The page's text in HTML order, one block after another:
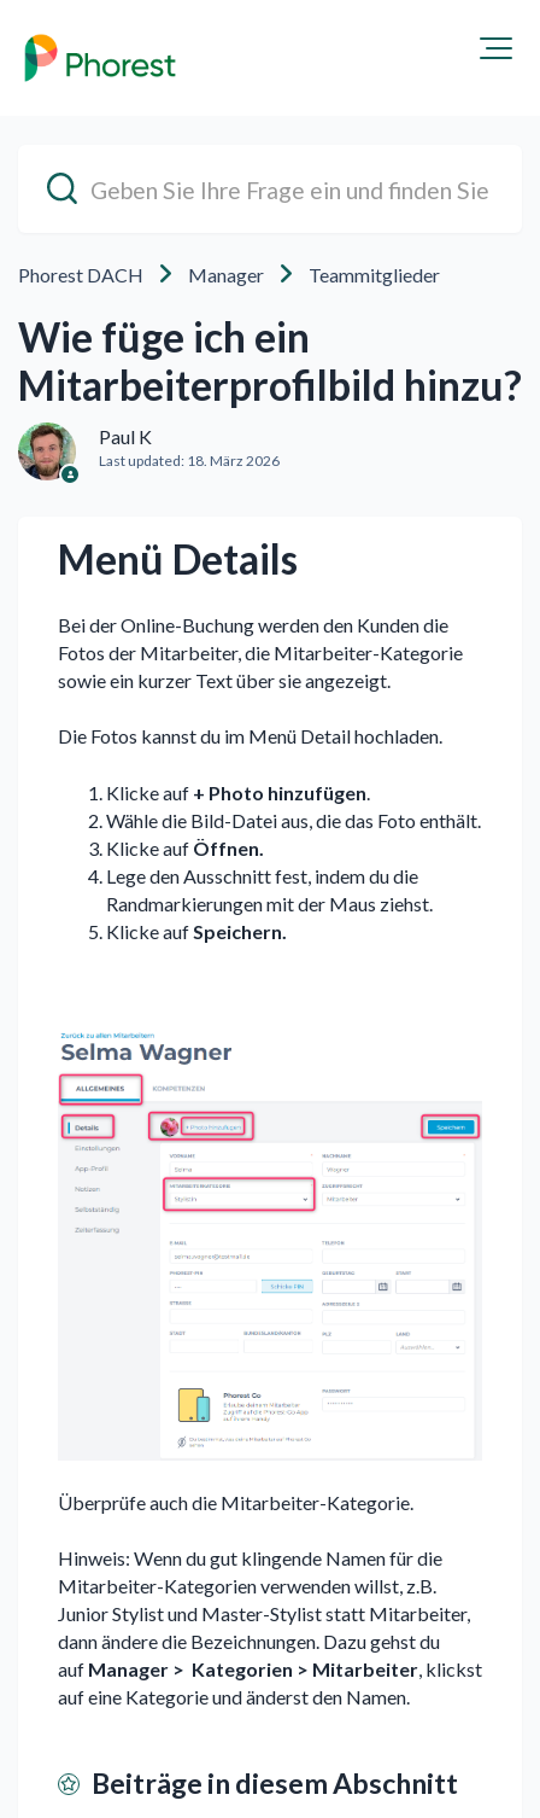
Phorest DACH Manager Teammitglieder
Wie füge ich ein
Mitarbeiterprofilbild hinzu?
Paul K
Last updated: 18. März 2026
Menü Details
Bei der Online-Buchung werden den Kunden die
Fotos der Mitarbeiter, die Mitarbeiter-Kategorie
sowie ein kurzer Text über sie angezeigt.
Die Fotos kannst du im Menü Detail hochladen.
Klicke auf + Photo hinzufügen
Wähle die Bild-Datei aus, die das Foto enthält.
Klicke auf Öffnen.
Lege den Ausschnitt fest, indem du die
Randmarkierungen mit der Maus ziehst.
Klicke auf Speichern.
Überprüfe auch die Mitarbeiter-Kategorie.
Hinweis: Wenn du gut klingende Namen für die
Mitarbeiter-Kategorien verwenden willst, z.B.
Junior Stylist und Master-Stylist statt Mitarbeiter,
dann ändere die Bezeichnungen. Dazu gehst du
auf Manager > Kategorien > Mitarbeiter, klickst
auf eine Kategorie und änderst den Namen.
Beiträge in diesem Abschnitt